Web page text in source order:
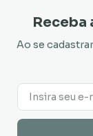
Receba
Ao se